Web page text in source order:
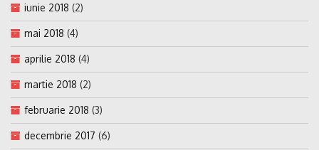
iunie 2018 (2)
mai 2018 (4)
aprilie 2018 (4)
martie 2018 (2)
februarie 2018 (3)
decembrie 2017 (6)